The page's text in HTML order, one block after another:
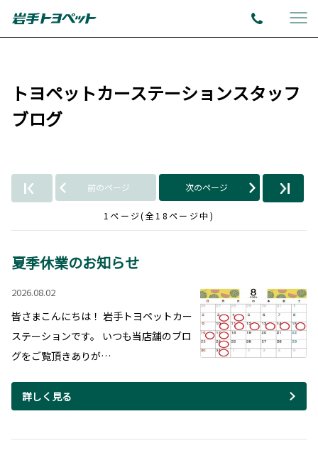
トヨペットカーステーションスタッフ
ブログ
前のページ 次のページ
1ページ(全18ページ中)
夏季休業のお知らせ
2026.08.02
皆さまこんにちは！ 岩手トヨペットカー
ステーションです。 いつも当店舗のブロ
グをご覧頂きありが…
詳しく見る